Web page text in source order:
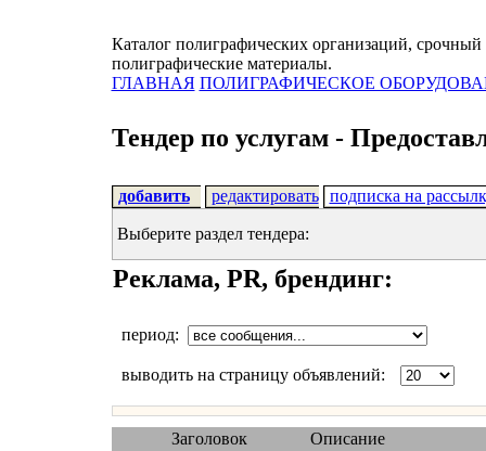
Каталог полиграфических организаций,
полиграфические материалы.
ГЛАВНАЯ ПОЛИГРАФИЧЕСКОЕ
Тендер по услугам -
добавить редактировать подписка на
Выберите раздел тендера:
Реклама, PR, брендинг:
период:
выводить на страницу объявлений:
Заголовок Описание